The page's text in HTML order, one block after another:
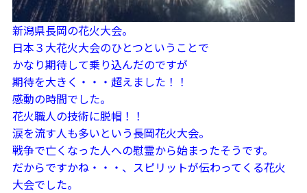
新潟県長岡の花火大会。
日本３大花火大会のひとつということで
かなり期待して乗り込んだのですが
期待を大きく・・・超えました！！
感動の時間でした。
花火職人の技術に脱帽！！
涙を流す人も多いという長岡花火大会。
戦争で亡くなった人への慰霊から始まったそうです。
だからですかね・・・、スピリットが伝わってくる花火
大会でした。